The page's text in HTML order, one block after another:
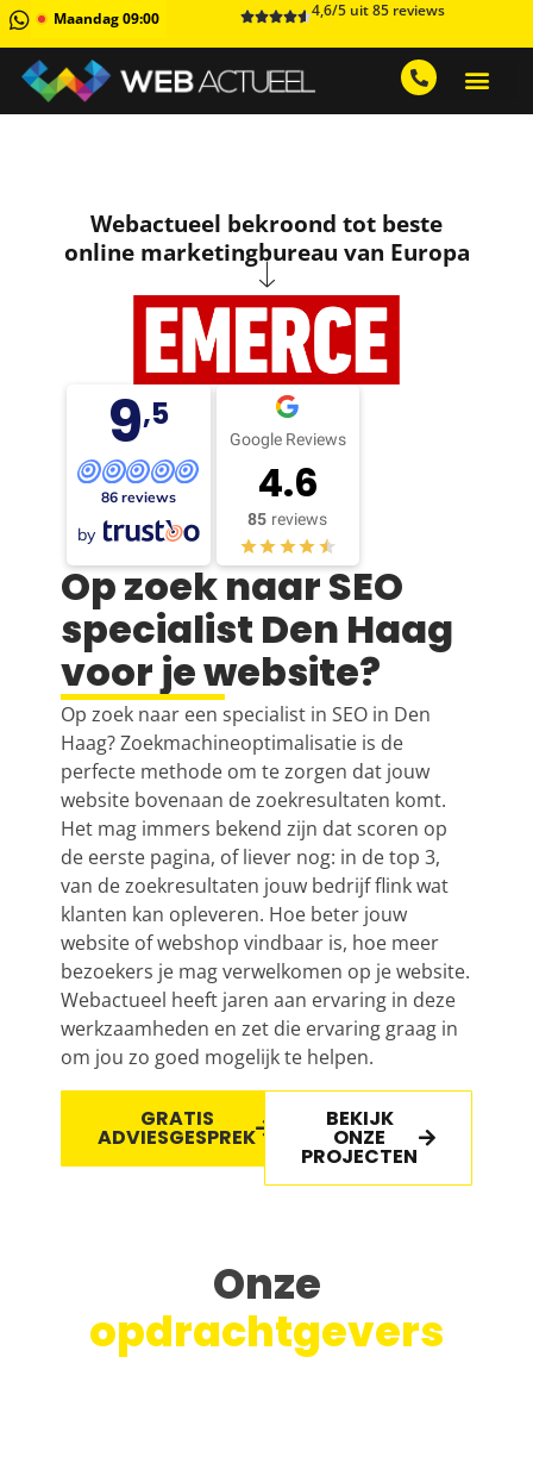
Maandag 09:00 4,6/5 uit 85 reviews
Op zoek naar SEO
specialist Den Haag
voor je website?
Op zoek naar een specialist in SEO in Den
Haag? Zoekmachineoptimalisatie is de
perfecte methode om te zorgen dat jouw
website bovenaan de zoekresultaten komt.
Het mag immers bekend zijn dat scoren op
de eerste pagina, of liever nog: in de top 3,
van de zoekresultaten jouw bedrijf flink wat
klanten kan opleveren. Hoe beter jouw
website of webshop vindbaar is, hoe meer
bezoekers je mag verwelkomen op je website.
Webactueel heeft jaren aan ervaring in deze
werkzaamheden en zet die ervaring graag in
om jou zo goed mogelijk te helpen.
GRATIS
ADVIESGESPREK
BEKIJK
ONZE
PROJECTEN
Webactueel bekroond tot beste
online marketingbureau van Europa
9,5
86 reviews
by
Google Reviews
4.6
85 reviews
Onze
opdrachtgevers